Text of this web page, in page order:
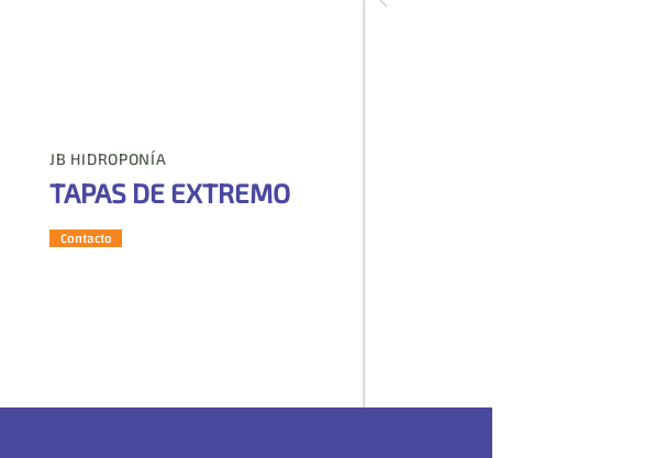
JB HIDROPONÍA
TAPAS DE EXTREMO
Contacto